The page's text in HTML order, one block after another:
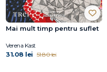
Mai mult timp pentru suflet
Verena Kast
31.08 lei 51.80 lei